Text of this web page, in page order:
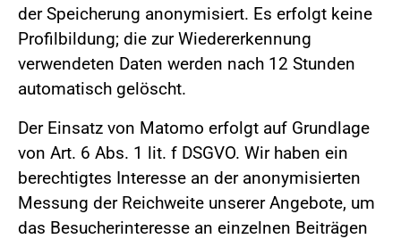
der Speicherung anonymisiert. Es erfolgt keine
Profilbildung; die zur Wiedererkennung
verwendeten Daten werden nach 12 Stunden
automatisch gelöscht.
Der Einsatz von Matomo erfolgt auf Grundlage
von Art. 6 Abs. 1 lit. f DSGVO. Wir haben ein
berechtigtes Interesse an der anonymisierten
Messung der Reichweite unserer Angebote, um
das Besucherinteresse an einzelnen Beiträgen